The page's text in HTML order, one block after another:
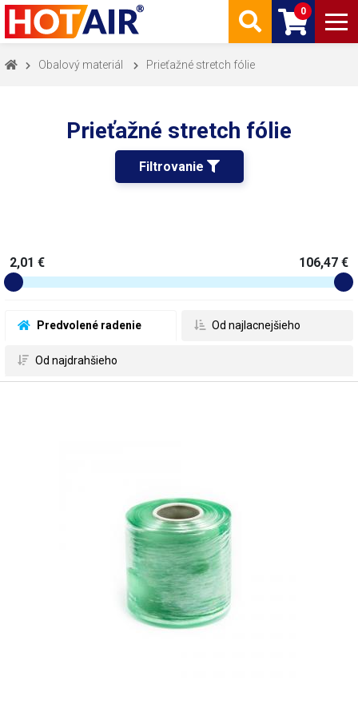
0
Obalový materiál Prieťažné stretch fólie
Prieťažné stretch fólie
Filtrovanie
Predvolené radenie Od najlacnejšieho
Od najdrahšieho
2,01 € 106,47 €